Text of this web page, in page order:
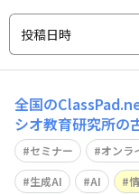
投稿日時
全国のClassPad.netご活
シオ教育研究所の
ナーの日程が近づ
て頂きます。
s/
セミナー オンラ
生成AI
AI